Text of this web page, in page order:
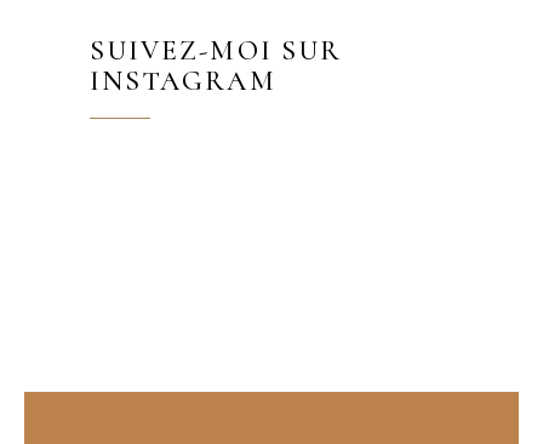
SUIVEZ-MOI SUR
INSTAGRAM